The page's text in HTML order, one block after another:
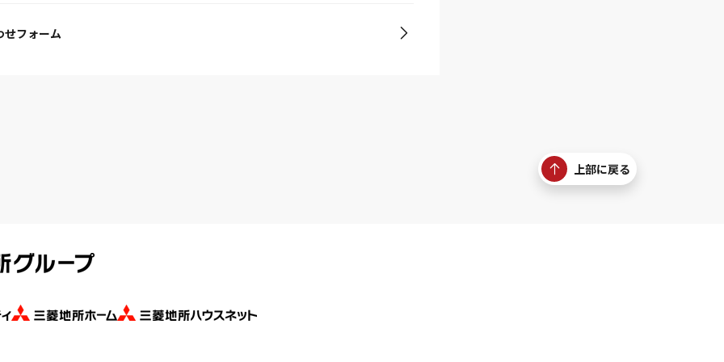
せフォーム
上部に戻る